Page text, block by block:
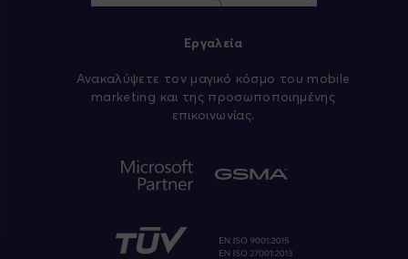
Εργαλεία
Aνακαλύψετε τον μαγικό κόσμο του mobile
marketing και της προσωποποιημένης
επικοινωνίας.